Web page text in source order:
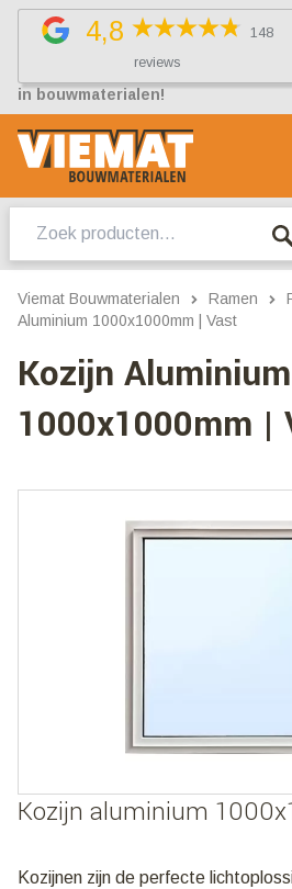
4,8
148
reviews
in bouwmaterialen!
naar:
Viemat Bouwmaterialen Ramen
Aluminium 1000x1000mm | Vast
Kozijn Aluminium
1000x1000mm |
Kozijn aluminium
Kozijnen zijn de perfecte